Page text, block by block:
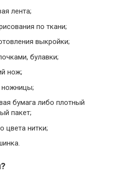
лента;
по ткани;
выкройки;
булавки;
нож;
ножницы;
бумага либо плотный
пакет;
цвета нитки;